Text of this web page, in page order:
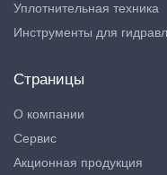
Уплотнительная техника
Инструменты для
Страницы
О компании
Сервис
Акционная продукция